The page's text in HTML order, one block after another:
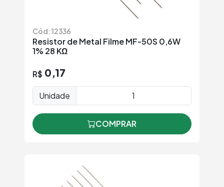
Cód: 12336
Resistor de Metal Filme MF-50S 0,6W
1% 28 KΩ
R$ 0,17
Unidade
COMPRAR